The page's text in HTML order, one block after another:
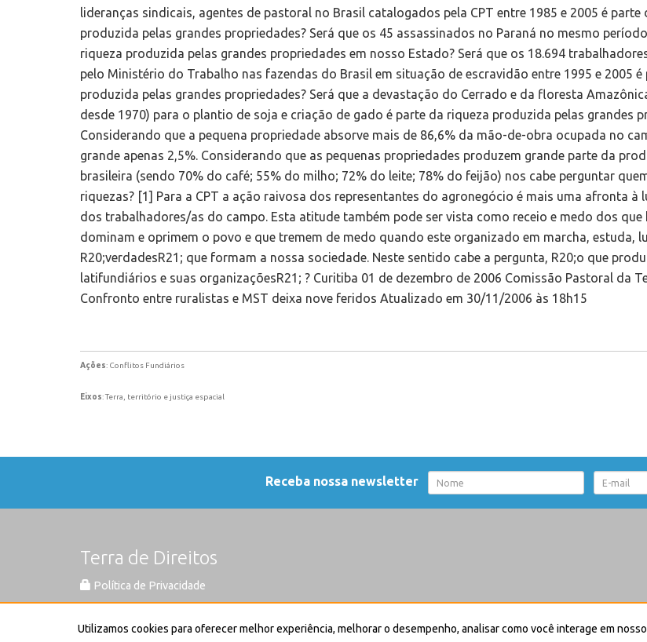
lideranças sindicais, agentes de pastoral no Brasil catalogados pela CPT entre 1985 e 2005 é parte
produzida pelas grandes propriedades? Será que os 45 assassinados no Paraná no mesmo
riqueza produzida pelas grandes propriedades em nosso Estado? Será que os 18.694
pelo Ministério do Trabalho nas fazendas do Brasil em situação de escravidão entre 1995 e 2005 é
produzida pelas grandes propriedades? Será que a devastação do Cerrado e da floresta
desde 1970) para o plantio de soja e criação de gado é parte da riqueza produzida pelas grandes
Considerando que a pequena propriedade absorve mais de 86,6% da mão-de-obra ocupada no
grande apenas 2,5%. Considerando que as pequenas propriedades produzem grande parte da
brasileira (sendo 70% do café; 55% do milho; 72% do leite; 78% do feijão) nos cabe perguntar
riquezas? [1] Para a CPT a ação raivosa dos representantes do agronegócio é mais uma afronta à
dos trabalhadores/as do campo. Esta atitude também pode ser vista como receio e medo dos que
dominam e oprimem o povo e que tremem de medo quando este organizado em marcha, estuda,
R20;verdadesR21; que formam a nossa sociedade. Neste sentido cabe a pergunta, R20;o que
latifundiários e suas organizaçõesR21; ? Curitiba 01 de dezembro de 2006 Comissão Pastoral da
Confronto entre ruralistas e MST deixa nove feridos Atualizado em 30/11/2006 às 18h15
Ações: Conflitos Fundiários
Eixos: Terra, território e justiça espacial
Receba nossa newsletter
Terra de Direitos
Política de Privacidade
Este trabalho está licenciado com uma Licença Creative Commons-Atribuição-Não Comercial-Sem
Utilizamos cookies para oferecer melhor experiência, melhorar o desempenho, analisar como você interage em